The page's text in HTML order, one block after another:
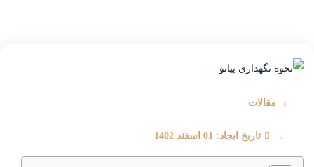
مقالات
تاریخ ایجاد: 01 اسفند 1402